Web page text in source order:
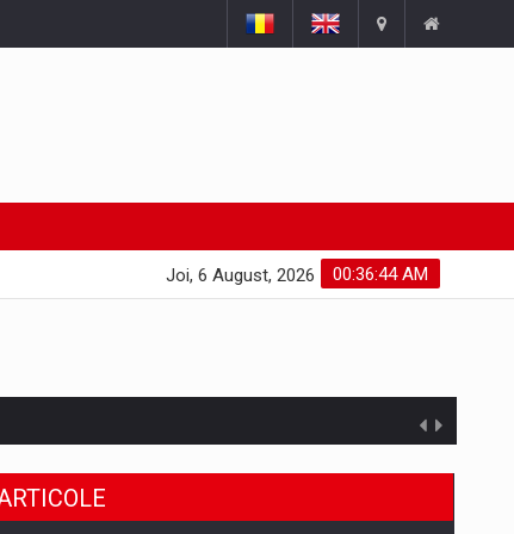
00:36:45 AM
Joi, 6 August, 2026
din piata
digitale